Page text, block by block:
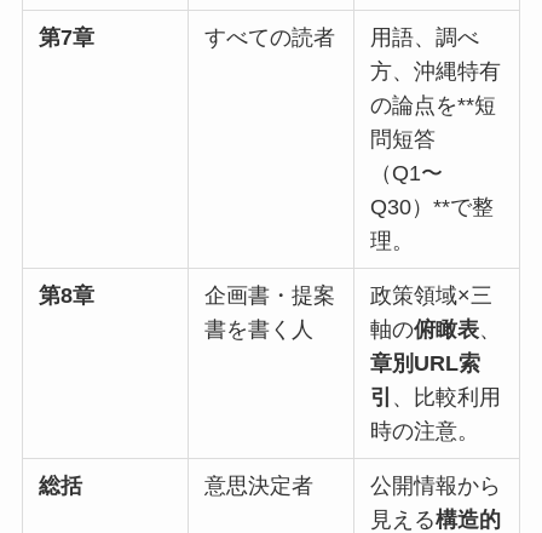
第7章 すべての読者
用語、調べ
方、沖縄特有
の論点を**短
問短答
（Q1〜
Q30）**で整
理。
第8章
企画書・提案
書を書く人
政策領域×三
軸の俯瞰表、
章別URL索
引 、比較利用
時の注意。
総括 意思決定者
公開情報から
見える構造的